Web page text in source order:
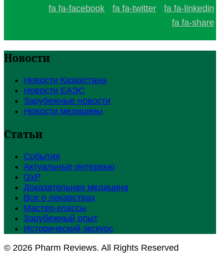
fa fa-facebook fa fa-twitter
fa fa-linkedin
fa fa-share
Новости
Новости Казахстана
Новости ЕАЭС
Зарубежные новости
Новости медицины
Статьи
События
Актуальные интервью
GxP
Доказательная медицина
Все о лекарствах
Мастер-классы
Зарубежный опыт
Исторический экскурс
© 2026 Pharm Reviews. All Rights Reserved